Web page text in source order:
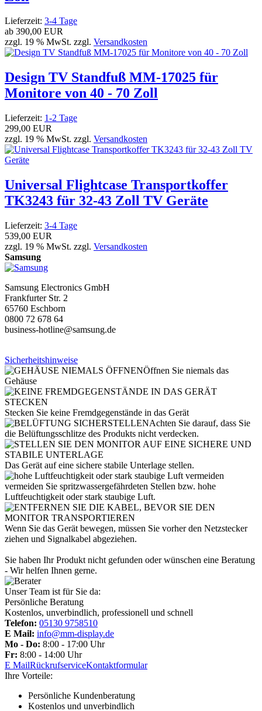
Lieferzeit: 3-4 Tage
ab 390,00 EUR
zzgl. 19 % MwSt. zzgl. Versandkosten
Design TV Standfuß MM-17025 für
Monitore von 40 - 70 Zoll
Lieferzeit: 1-2 Tage
299,00 EUR
zzgl. 19 % MwSt. zzgl. Versandkosten
Universal Flightcase Transportkoffer
TK3243 für 32-43 Zoll TV Geräte
Lieferzeit: 3-4 Tage
539,00 EUR
zzgl. 19 % MwSt. zzgl. Versandkosten
Samsung
Samsung Electronics GmbH
Frankfurter Str. 2
65760 Eschborn
0800 72 678 64
business-hotline@samsung.de
Sicherheitshinweise
Öffnen Sie niemals das
Gehäuse
Stecken Sie keine Fremdgegenstände in das Gerät
Achten Sie darauf, dass Sie
die Belüftungsschlitze des Produkts nicht verdecken.
Das Gerät auf eine sichere stabile Unterlage stellen.
vermeiden Sie spritzwassergefährdeten Stellen bzw. hohe
Luftfeuchtigkeit oder stark staubige Luft.
Wenn Sie das Gerät bewegen, müssen Sie vorher den Netzstecker
ziehen und Signalkabel abgeziehen.
Sie haben Ihr Produkt nicht gefunden oder wünschen eine Beratung
- Wir helfen Ihnen gerne.
Unser Team ist für Sie da:
Persönliche Beratung
Kostenlos, unverbindlich, professionell und schnell
Telefon: 05130 9758510
E Mail: info@mm-display.de
Mo - Do: 8:00 - 17:00 Uhr
Fr: 8:00 - 14:00 Uhr
E MailRückrufserviceKontaktformular
Ihre Vorteile:
Persönliche Kundenberatung
Kostenlos und unverbindlich